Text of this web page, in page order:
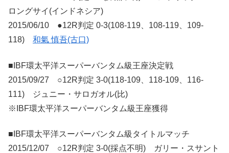
ロングサイ(インドネシア)
2015/06/10 ●12R判定 0-3(108-119、108-119、109-
118) 和氣 慎吾(古口)
■IBF環太平洋スーパーバンタム級王座決定戦
2015/09/27 ○12R判定 3-0(118-109、118-109、116-
111) ジュニー・サロガオル(比)
※IBF環太平洋スーパーバンタム級王座獲得
■IBF環太平洋スーパーバンタム級タイトルマッチ
2015/12/07 ○12R判定 3-0(採点不明) ガリー・スサント